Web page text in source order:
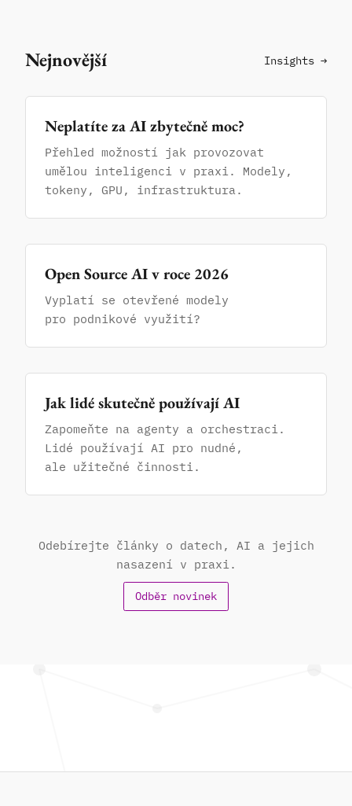
Nejnovější Insights →
Neplatíte za AI zbytečně moc?
Přehled možností jak provozovat
umělou inteligenci v praxi. Modely,
tokeny, GPU, infrastruktura.
Open Source AI v roce 2026
Vyplatí se otevřené modely
pro podnikové využití?
Jak lidé skutečně používají AI
Zapomeňte na agenty a orchestraci.
Lidé používají AI pro nudné,
ale užitečné činnosti.
Odebírejte články o datech, AI a jejich
nasazení v praxi.
Odběr novinek